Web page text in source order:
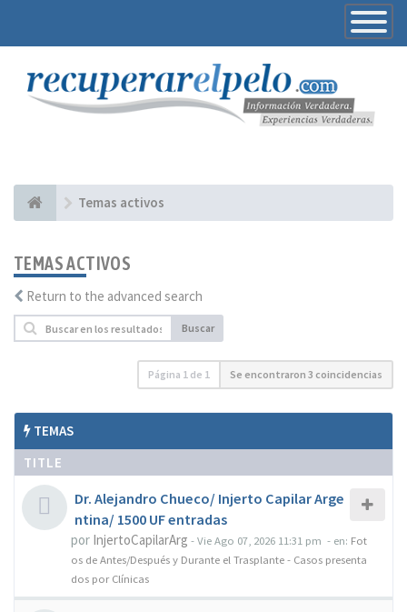
Toggle
Temas activos
TEMAS ACTIVOS
Return to the advanced search
Buscar
Página 1 de 1 Se encontraron 3 coincidencias
TEMAS
TITLE
Dr. Alejandro Chueco/ Injerto Capilar Arge
ntina/ 1500 UF entradas
por InjertoCapilarArg -Vie Ago 07, 2026 11:31 pm - en: Fot
os de Antes/Después y Durante el Trasplante - Casos presenta
dos por Clínicas